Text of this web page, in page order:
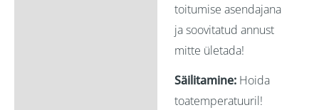
toitumise asendajana
ja soovitatud annust
mitte ületada!
Säilitamine: Hoida
toatemperatuuril!